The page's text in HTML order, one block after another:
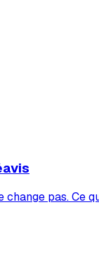
pas. Ce